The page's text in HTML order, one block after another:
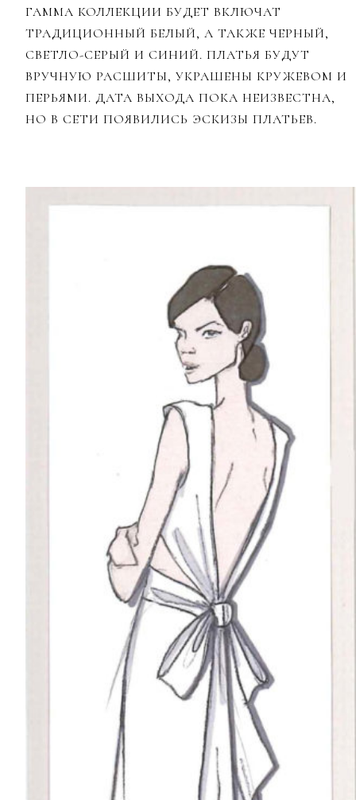
ГАММА КОЛЛЕКЦИИ БУДЕТ ВКЛЮЧАТ
ТРАДИЦИОННЫЙ БЕЛЫЙ, А ТАКЖЕ ЧЕРНЫЙ,
СВЕТЛО-СЕРЫЙ И СИНИЙ. ПЛАТЬЯ БУДУТ
ВРУЧНУЮ РАСШИТЫ, УКРАШЕНЫ КРУЖЕВОМ И
ПЕРЬЯМИ. ДАТА ВЫХОДА ПОКА НЕИЗВЕСТНА,
НО В СЕТИ ПОЯВИЛИСЬ ЭСКИЗЫ ПЛАТЬЕВ.